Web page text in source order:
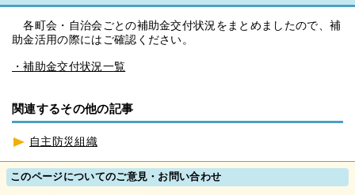
各町会・自治会ごとの補助金交付状況をまとめましたので、補
助金活用の際にはご確認ください。
・補助金交付状況一覧
関連するその他の記事
自主防災組織
このページについてのご意見・お問い合わせ